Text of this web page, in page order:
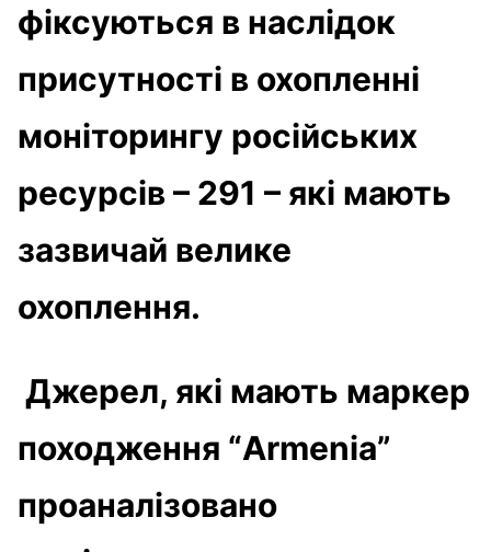
фіксуються в наслідок
присутності в охопленні
моніторингу російських
ресурсів – 291 – які мають
зазвичай велике
охоплення.
Джерел, які мають маркер
походження “Armenia”
проаналізовано